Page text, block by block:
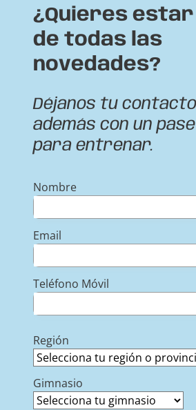
¿Quieres estar
de todas las
novedades?
Déjanos tu
además con un
para entrenar.
Nombre
Email
Teléfono Móvil
Región
Gimnasio